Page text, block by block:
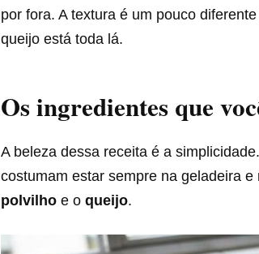
por fora. A textura é um pouco
queijo está toda lá.
Os ingredientes que
A beleza dessa receita é a
costumam estar sempre na geladeira
polvilho e o queijo.